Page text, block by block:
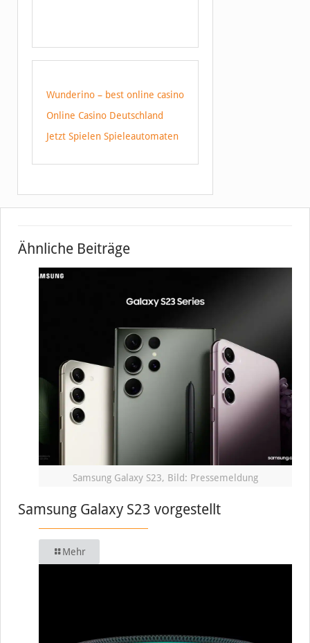
Wunderino – best online casino
Online Casino Deutschland
Jetzt Spielen Spieleautomaten
Ähnliche Beiträge
Samsung Galaxy S23, Bild: Pressemeldung
Samsung Galaxy S23 vorgestellt
Mehr